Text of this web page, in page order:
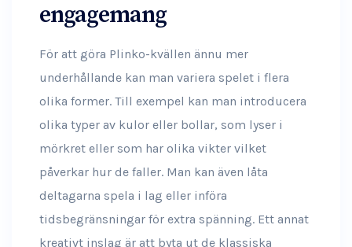
engagemang
För att göra Plinko-kvällen ännu mer
underhållande kan man variera spelet i flera
olika former. Till exempel kan man introducera
olika typer av kulor eller bollar, som lyser i
mörkret eller som har olika vikter vilket
påverkar hur de faller. Man kan även låta
deltagarna spela i lag eller införa
tidsbegränsningar för extra spänning. Ett annat
kreativt inslag är att byta ut de klassiska